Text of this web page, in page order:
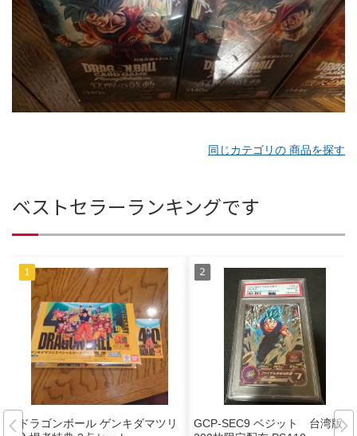
同じカテゴリの 商品を探す
ベストセラーランキングです
ドラゴンボール ゲンキダマツリ
GCP-SEC9 ベジット 台湾版